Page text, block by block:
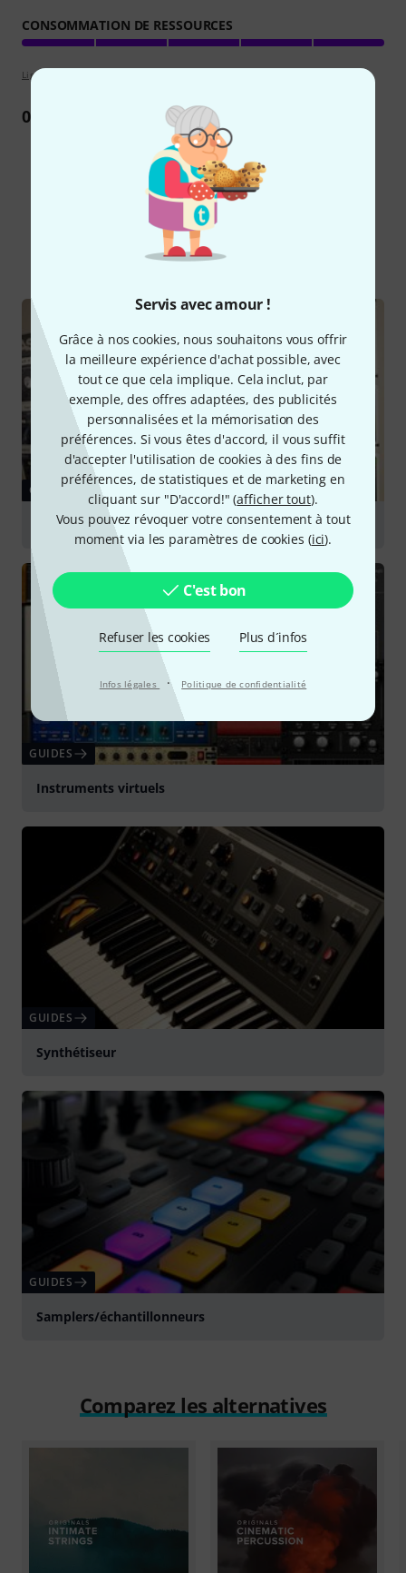
Servis avec amour !
Grâce à nos cookies, nous souhaitons vous offrir
la meilleure expérience d'achat possible, avec
tout ce que cela implique. Cela inclut, par
exemple, des offres adaptées, des publicités
personnalisées et la mémorisation des
préférences. Si vous êtes d'accord, il vous suffit
d'accepter l'utilisation de cookies à des fins de
préférences, de statistiques et de marketing en
cliquant sur "D'accord!" (afficher tout).
Vous pouvez révoquer votre consentement à tout
moment via les paramètres de cookies (ici).
C'est bon
Refuser les cookies Plus d´infos
Infos légales · Politique de confidentialité
CONSOMMATION DE RESSOURCES
Lignes directrices d'évaluation
0Commentaire
Le saviez-vous?
Tout Guides
GUIDES
Plug-ins
GUIDES
Instruments virtuels
GUIDES
Synthétiseur
GUIDES
Samplers/échantillonneurs
Comparez les alternatives